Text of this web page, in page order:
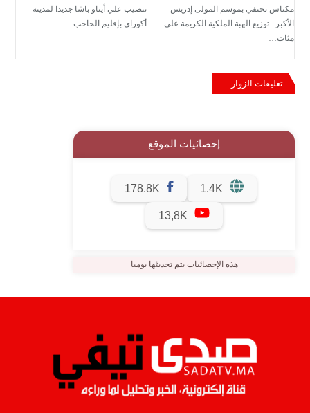
مكناس تحتفي بموسم المولى إدريس
الأكبر.. توزيع الهبة الملكية الكريمة على
مئات…
تنصيب علي أيناو باشا جديدا لمدينة
أكوراي بإقليم الحاجب
تعليقات الزوار
إحصائيات الموقع
1.4K
178.8K
13,8K
هذه الإحصائيات يتم تحديثها يوميا